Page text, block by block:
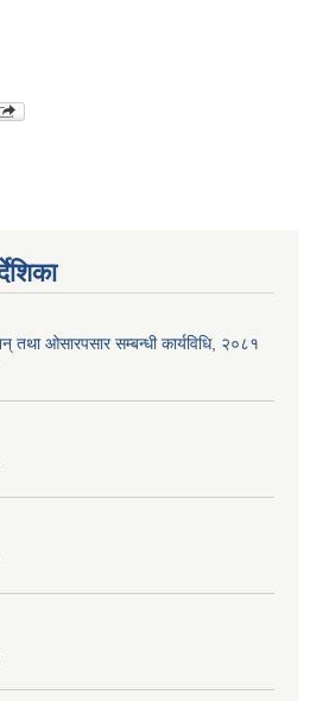
तथा ओसारपसार सम्बन्धी कार्यविधि, २०८१